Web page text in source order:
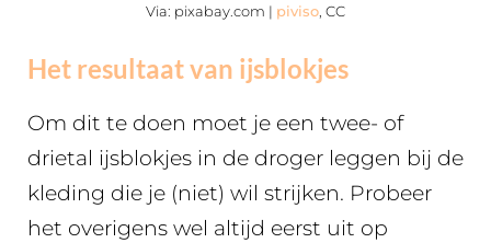
Via: pixabay.com | piviso , CC
Het resultaat van ijsblokjes
Om dit te doen moet je een twee- of
drietal ijsblokjes in de droger leggen bij de
kleding die je (niet) wil strijken. Probeer
het overigens wel altijd eerst uit op